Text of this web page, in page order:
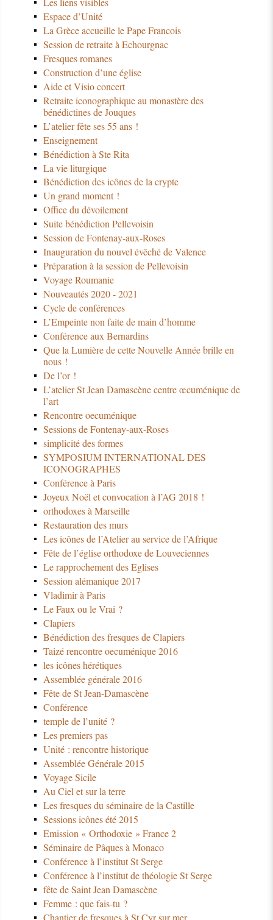
Espace d’Unité
La Grèce accueille le Pape Francois
Session de retraite à Echourgnac
Fresques romanes
Construction d’une église
Aide et Visio concert
Retraite iconographique au monastère des
bénédictines de Jouques
L’atelier fête ses 55 ans !
Enseignement
Bénédiction à Ste Rita
La vie liturgique
Bénédiction des icônes de la crypte
Un grand moment !
Office du dévoilement
Suite bénédiction Pellevoisin
Session de Fontenay-aux-Roses
Inauguration du nouvel évêché de Valence
Préparation à la session de Pellevoisin
Voyage Roumanie
Nouveautés 2020 - 2021
Cycle de conférences
L’Empeinte non faite de main d’homme
Conférence aux Bernardins
Que la Lumière de cette Nouvelle Année brille en
nous !
De l’or !
L’atelier St Jean Damascène centre œcuménique de
l’art
Rencontre oecuménique
Sessions de Fontenay-aux-Roses
simplicité des formes
SYMPOSIUM INTERNATIONAL DES
ICONOGRAPHES
Conférence à Paris
Joyeux Noël et convocation à l’AG 2018 !
orthodoxes à Marseille
Restauration des murs
Les icônes de l’Atelier au service de l’Afrique
Fête de l’église orthodoxe de Louveciennes
Le rapprochement des Eglises
Session alémanique 2017
Vladimir à Paris
Le Faux ou le Vrai ?
Clapiers
Bénédiction des fresques de Clapiers
Taizé rencontre oecuménique 2016
les icônes hérétiques
Assemblée générale 2016
Fête de St Jean-Damascène
Conférence
temple de l’unité ?
Les premiers pas
Unité : rencontre historique
Assemblée Générale 2015
Voyage Sicile
Au Ciel et sur la terre
Les fresques du séminaire de la Castille
Sessions icônes été 2015
Emission « Orthodoxie » France 2
Séminaire de Pâques à Monaco
Conférence à l’institut St Serge
Conférence à l’institut de théologie St Serge
fête de Saint Jean Damascène
Femme : que fais-tu ?
Chantier de fresques à St Cyr sur mer